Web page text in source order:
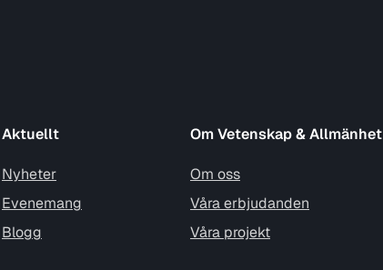
Aktuellt
Nyheter
Evenemang
Blogg
Om Vetenskap & Allmänhet
Om oss
Våra erbjudanden
Våra projekt